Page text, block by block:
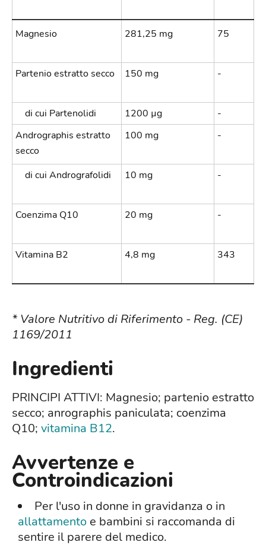
Magnesio 281,25 mg 75
Partenio estratto secco 150 mg -
di cui Partenolidi 1200 µg
-
Andrographis estratto
secco
100 mg -
di cui Andrografolidi 10 mg -
Coenzima Q10 20 mg -
Vitamina B2 4,8 mg 343
* Valore Nutritivo di Riferimento - Reg. (CE)
1169/2011
Ingredienti
PRINCIPI ATTIVI: Magnesio; partenio estratto
secco; anrographis paniculata; coenzima
Q10; vitamina B12.
Avvertenze e
Controindicazioni
Per l'uso in donne in gravidanza o in
allattamento e bambini si raccomanda di
sentire il parere del medico.